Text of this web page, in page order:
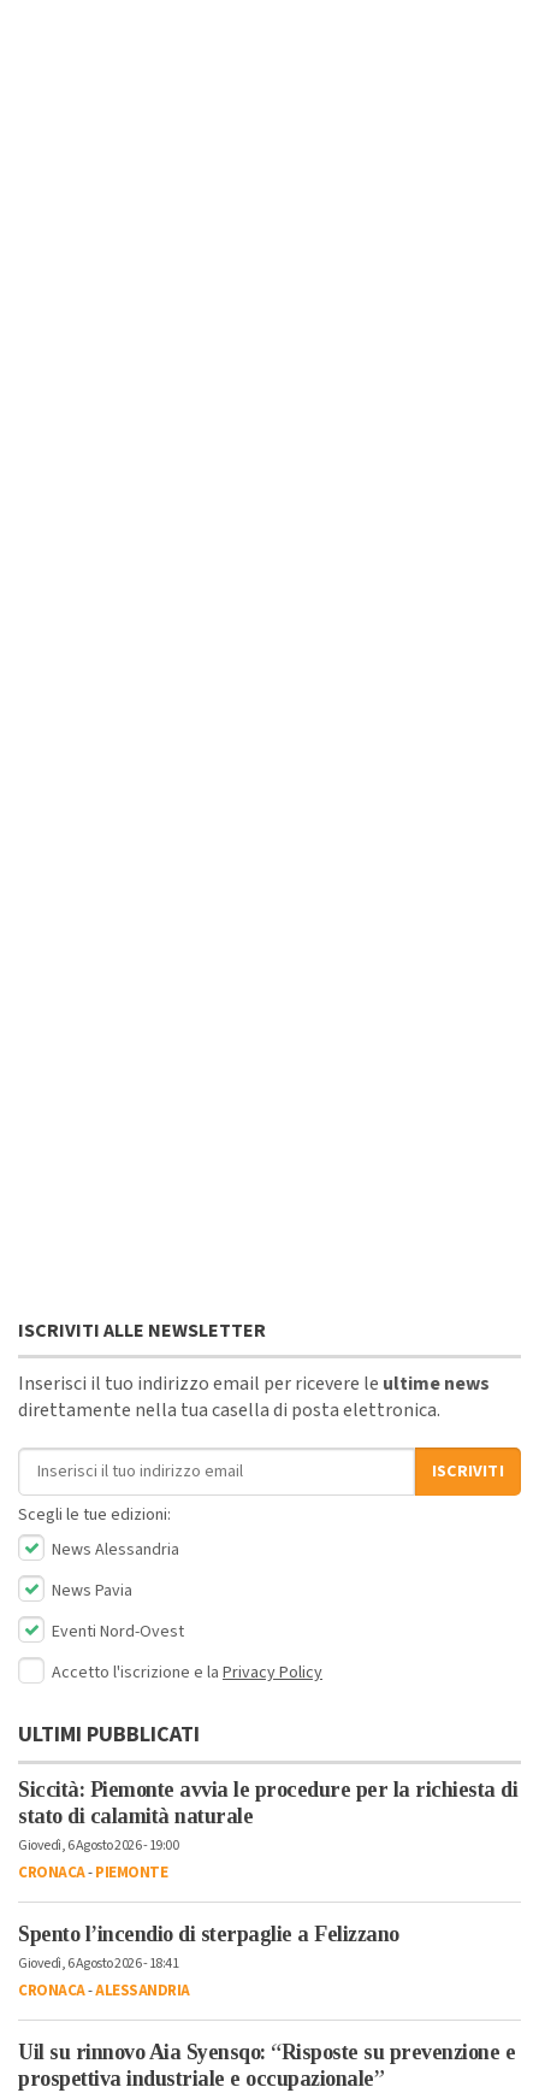
ISCRIVITI ALLE NEWSLETTER
Inserisci il tuo indirizzo email per ricevere le ultime news
direttamente nella tua casella di posta elettronica.
Indirizzo email
ISCRIVITI
Scegli le tue edizioni:
News Alessandria
News Pavia
Eventi Nord-Ovest
Accetto l'iscrizione e la Privacy Policy
ULTIMI PUBBLICATI
Siccità: Piemonte avvia le procedure per la richiesta di
stato di calamità naturale
Giovedì, 6 Agosto 2026 - 19:00
CRONACA-PIEMONTE
Spento l’incendio di sterpaglie a Felizzano
Giovedì, 6 Agosto 2026 - 18:41
CRONACA-ALESSANDRIA
Uil su rinnovo Aia Syensqo: “Risposte su prevenzione e
prospettiva industriale e occupazionale”